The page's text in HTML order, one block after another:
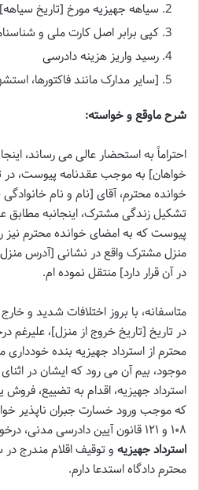
سیاهه جهیزیه مورخ [تاریخ
کپی برابر اصل کارت ملی و
رسید واریز هزینه دادرسی
[سایر مدارک مانند فاکتورها،
شرح ماوقع و خواسته:
احتراماً به استحضار عالی می رساند،
خواهان] به موجب عقدنامه پیوست، در
خوانده محترم، آقای [نام و نام
تشکیل زندگی مشترک، اینجانبه
پیوست که به امضای خوانده محترم نیز
منزل مشترک واقع در نشانی [آدرس
در آن قرار دارد] منتقل نموده ام.
متاسفانه، با بروز اختلافات شدید و
در تاریخ [تاریخ خروج از منزل]، علیرغم
محترم از استرداد جهیزیه بنده
موجود، بیم آن می رود که ایشان در
استرداد جهیزیه، اقدام به تضییع، فروش
که موجب ورود خسارت جبران ناپذیر
۱۰۸ و ۱۲۱ قانون آیین دادرسی مدنی، درخواست صدور قرار
استرداد جهیزیه و توقیف اقلام مندرج
محترم دادگاه استدعا دارم.